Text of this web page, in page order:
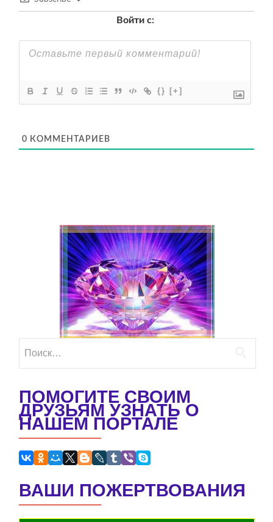
Войти с:
{} [+]
0 КОММЕНТАРИЕВ
ПОМОГИТЕ СВОИМ
ДРУЗЬЯМ УЗНАТЬ О
НАШЕМ ПОРТАЛЕ
ВАШИ ПОЖЕРТВОВАНИЯ